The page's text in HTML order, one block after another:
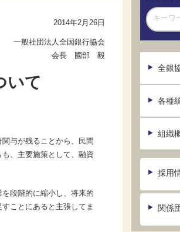
2014年2月26日
一般社団法人全国銀行協会
会長 國部 毅
いて
与が残ることから、民間
、主要施策として、融資
段階的に縮小し、将来的
ことにあると主張してま
全銀
各種
組織
採用
関係